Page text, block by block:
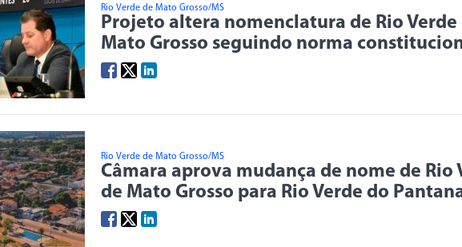
Rio Verde de Mato Grosso/MS
Projeto altera nomenclatura de Rio Verde
Mato Grosso seguindo norma
Rio Verde de Mato Grosso/MS
Câmara aprova mudança de nome de Rio
de Mato Grosso para Rio Verde do